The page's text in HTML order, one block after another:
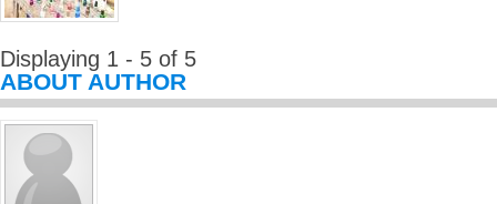
Displaying 1 - 5 of 5
ABOUT AUTHOR